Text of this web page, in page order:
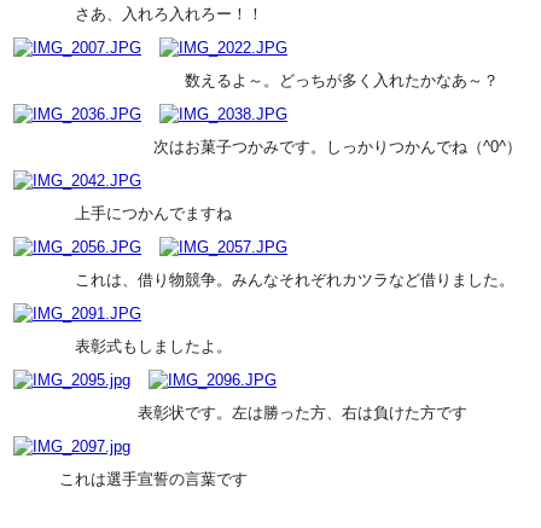
さあ、入れろ入れろー！！
数えるよ～。どっちが多く入れたかなあ～？
次はお菓子つかみです。しっかりつかんでね（^0^）
上手につかんでますね
これは、借り物競争。みんなそれぞれカツラなど借りました。
表彰式もしましたよ。
表彰状です。左は勝った方、右は負けた方です
これは選手宣誓の言葉です